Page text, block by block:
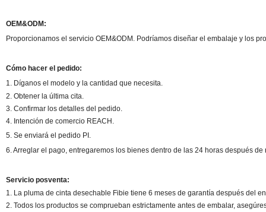
OEM&ODM:
Proporcionamos el servicio OEM&ODM. Podríamos diseñar el embalaje y los
Cómo hacer el pedido:
1. Díganos el modelo y la cantidad que necesita.
2. Obtener la última cita.
3. Confirmar los detalles del pedido.
4. Intención de comercio REACH.
5. Se enviará el pedido PI.
6. Arreglar el pago, entregaremos los bienes dentro de las 24 horas después de
Servicio posventa:
1. La pluma de cinta desechable Fibie tiene 6 meses de garantía después del
2. Todos los productos se comprueban estrictamente antes de embalar,